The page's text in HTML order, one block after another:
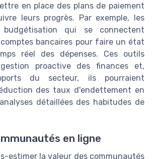
en place des plans de paiement
leurs progrès. Par exemple, les
budgétisation qui se connectent
bancaires pour faire un état
réel des dépenses. Ces outils
proactive des finances et,
du secteur, ils pourraient
des taux d'endettement en
détaillées des habitudes de
en ligne
estimer la valeur des communautés